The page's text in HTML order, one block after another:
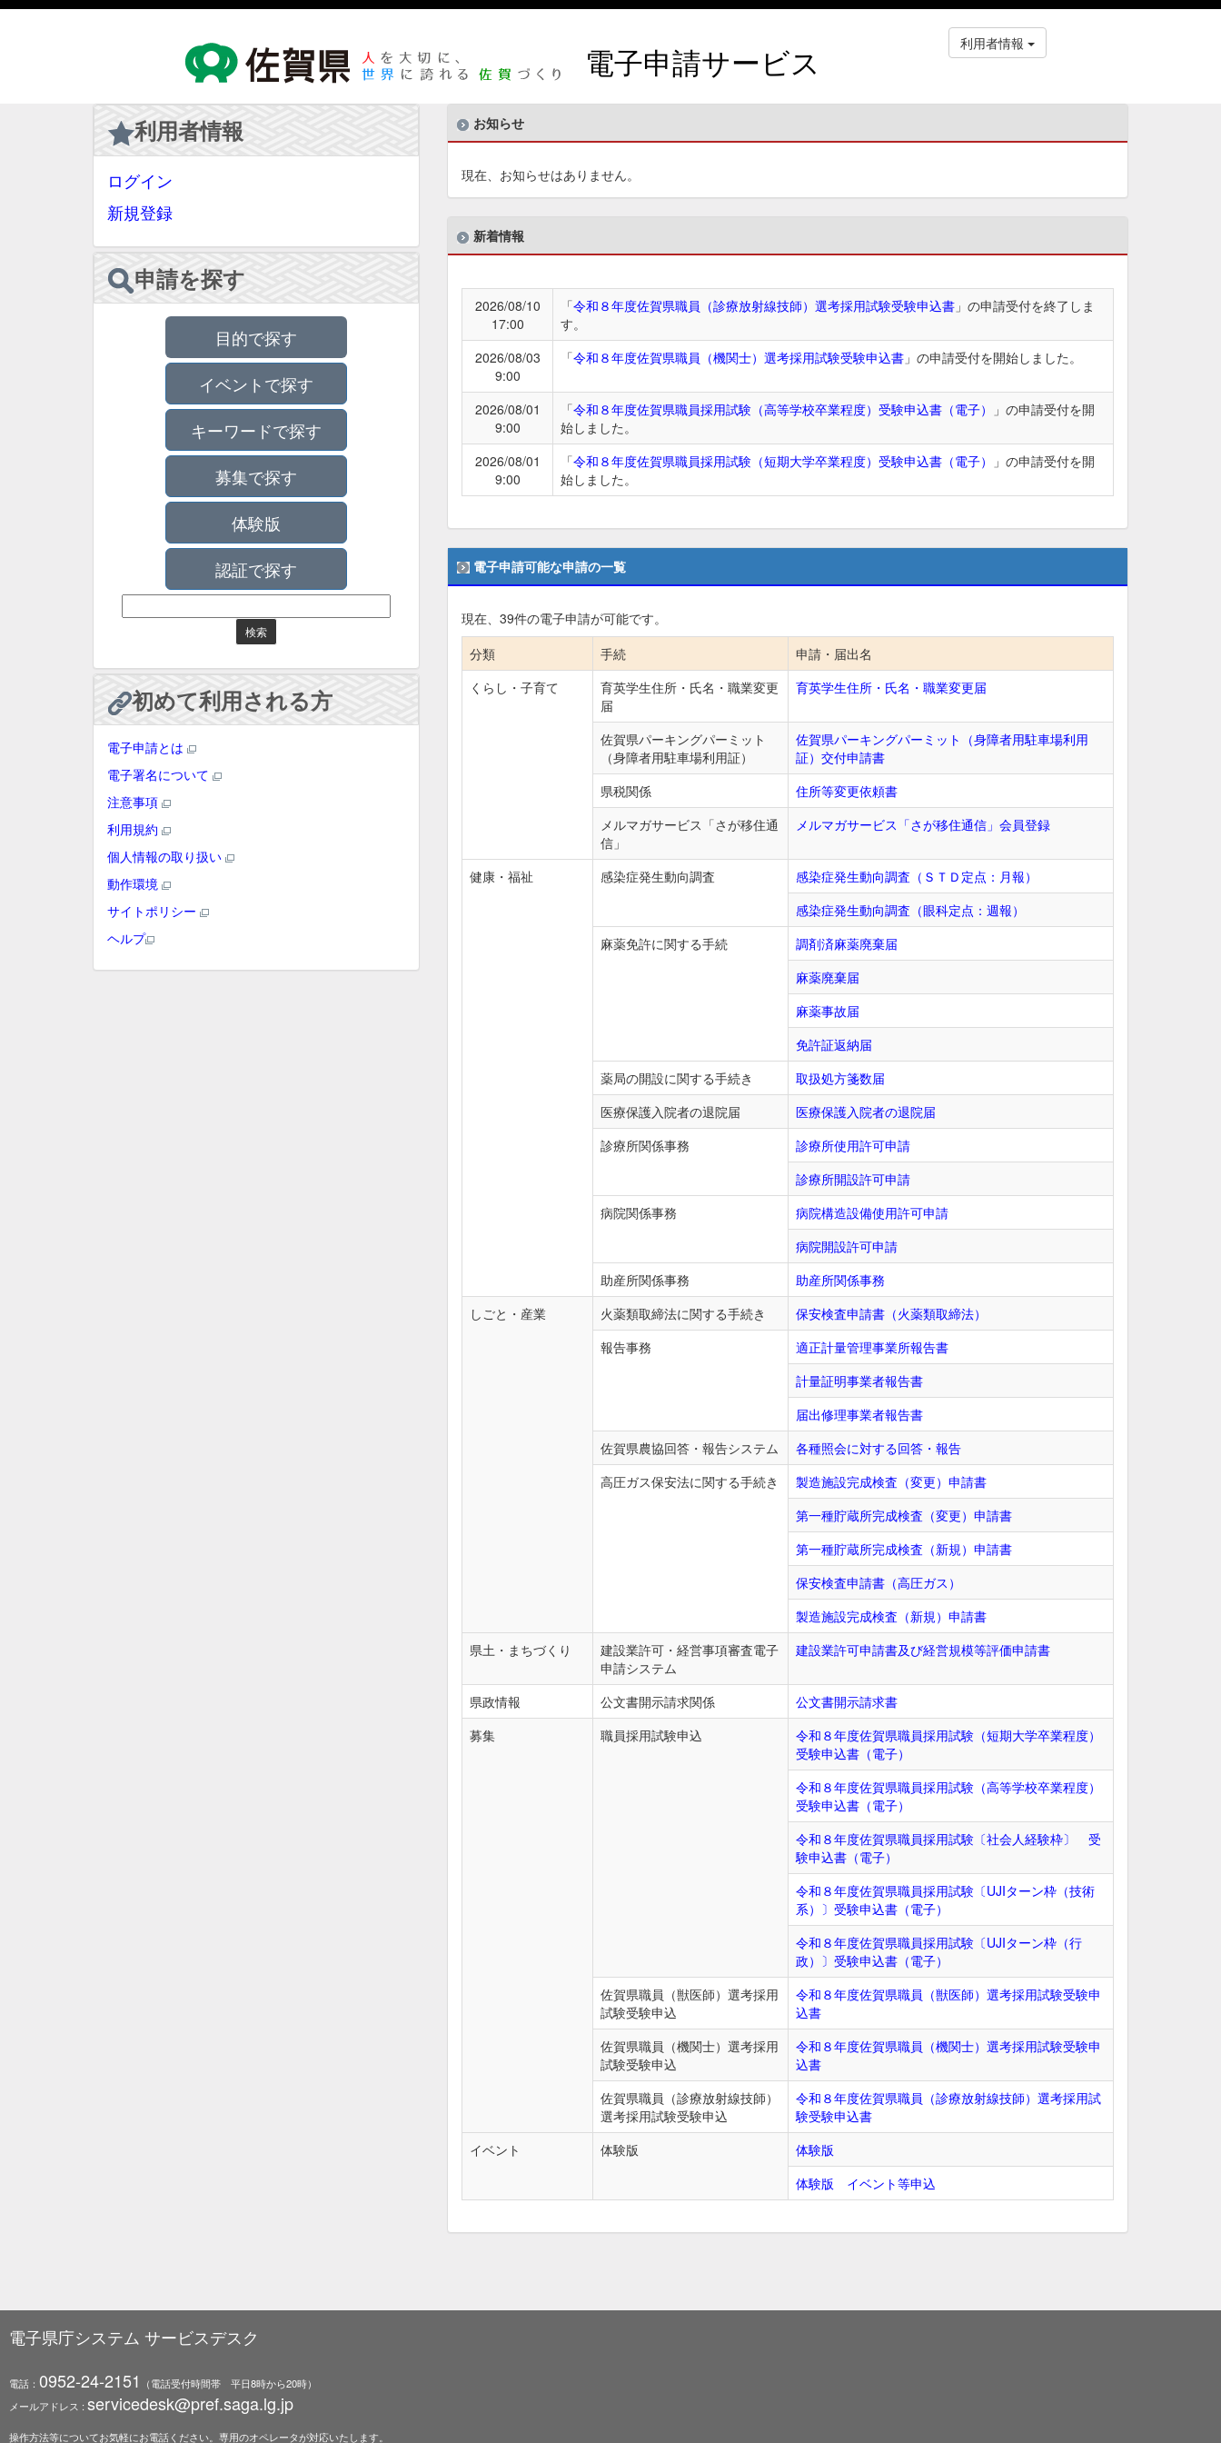
電子申請サービス
利用者情報
利用者情報
ログイン
新規登録
申請を探す
目的で探す
イベントで探す
キーワードで探す
募集で探す
体験版
認証で探す
初めて利用される方
電子申請とは
電子署名について
注意事項
利用規約
個人情報の取り扱い
動作環境
サイトポリシー
ヘルプ
お知らせ
現在、お知らせはありません。
新着情報
2026/08/10
17:00
「令和８年度佐賀県職員（診療放射線技師）選考採用試験受験申込書 」の申請受付を終了しま
す。
2026/08/03
9:00
「令和８年度佐賀県職員（機関士）選考採用試験受験申込書 」の申請受付を開始しました。
2026/08/01
9:00
「令和８年度佐賀県職員採用試験（高等学校卒業程度）受験申込書（電子）
」の申請受付を開
始しました。
2026/08/01
9:00
「令和８年度佐賀県職員採用試験（短期大学卒業程度）受験申込書（電子）
」の申請受付を開
始しました。
電子申請可能な申請の一覧
現在、 39件の電子申請が可能です。
分類
手続
申請・届出名
くらし・子育て
育英学生住所・氏名・職業変更
届
育英学生住所・氏名・職業変更届
佐賀県パーキングパーミット
（身障者用駐車場利用証）
佐賀県パーキングパーミット（身障者用駐車場利用
証）交付申請書
県税関係
住所等変更依頼書
メルマガサービス「さが移住通
信」
メルマガサービス「さが移住通信」会員登録
健康・福祉 感染症発生動向調査
感染症発生動向調査（ＳＴＤ定点：月報）
感染症発生動向調査（眼科定点：週報）
麻薬免許に関する手続
調剤済麻薬廃棄届
麻薬廃棄届
麻薬事故届
免許証返納届
薬局の開設に関する手続き
取扱処方箋数届
医療保護入院者の退院届
医療保護入院者の退院届
診療所関係事務
診療所使用許可申請
診療所開設許可申請
病院関係事務
病院構造設備使用許可申請
病院開設許可申請
助産所関係事務
助産所関係事務
しごと・産業
火薬類取締法に関する手続き
保安検査申請書（火薬類取締法）
報告事務
適正計量管理事業所報告書
計量証明事業者報告書
届出修理事業者報告書
佐賀県農協回答・報告システム
各種照会に対する回答・報告
高圧ガス保安法に関する手続き
製造施設完成検査（変更）申請書
第一種貯蔵所完成検査（変更）申請書
第一種貯蔵所完成検査（新規）申請書
保安検査申請書（高圧ガス）
製造施設完成検査（新規）申請書
県土・まちづくり
建設業許可・経営事項審査電子
申請システム
建設業許可申請書及び経営規模等評価申請書
県政情報 公文書開示請求関係
公文書開示請求書
募集
職員採用試験申込
令和８年度佐賀県職員採用試験（短期大学卒業程度）
受験申込書（電子）
令和８年度佐賀県職員採用試験（高等学校卒業程度）
受験申込書（電子）
令和８年度佐賀県職員採用試験〔社会人経験枠〕 受
験申込書（電子）
令和８年度佐賀県職員採用試験〔UJIターン枠（技術
系）〕受験申込書（電子）
令和８年度佐賀県職員採用試験〔UJIターン枠（行
政）〕受験申込書（電子）
佐賀県職員（獣医師）選考採用
試験受験申込
令和８年度佐賀県職員（獣医師）選考採用試験受験申
込書
佐賀県職員（機関士）選考採用
試験受験申込
令和８年度佐賀県職員（機関士）選考採用試験受験申
込書
佐賀県職員（診療放射線技師）
選考採用試験受験申込
令和８年度佐賀県職員（診療放射線技師）選考採用試
験受験申込書
イベント
体験版
体験版
体験版 イベント等申込
電子県庁システム サービスデスク
電話： 0952-24-2151
（電話受付時間帯 平日8時から20時）
メールアドレス : servicedesk@pref.saga.lg.jp
操作方法等についてお気軽にお電話ください。専用のオペレータが対応いたします。